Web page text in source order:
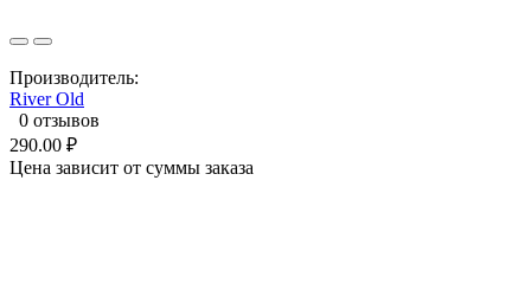
Производитель:
River Old
0 отзывов
290.00 ₽
Цена зависит от суммы заказа